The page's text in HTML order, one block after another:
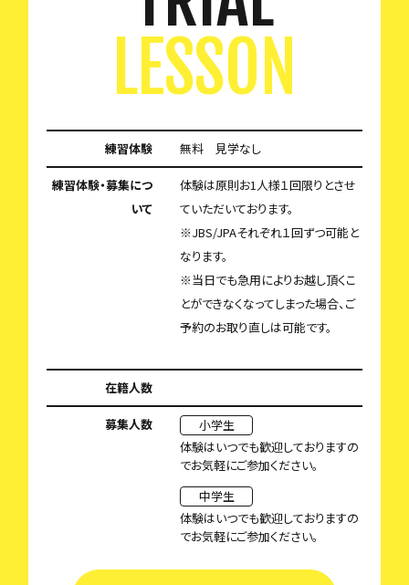
LESSON
練習体験 無料 見学なし
練習体験・募集につ
いて
体験は原則お1人様１回限りとさせ
ていただいております。
※JBS/JPAそれぞれ１回ずつ可能と
なります。
※当日でも急用によりお越し頂くこ
とができなくなってしまった場合、ご
予約のお取り直しは可能です。
在籍人数
募集人数
小学生
体験はいつでも歓迎しておりますの
でお気軽にご参加ください。
中学生
体験はいつでも歓迎しておりますの
でお気軽にご参加ください。